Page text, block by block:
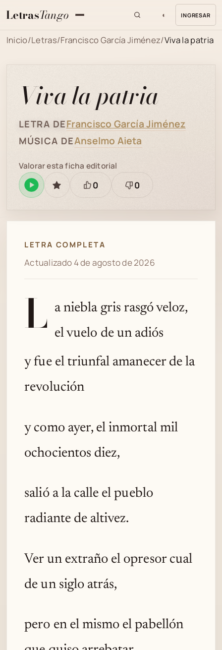
LetrasTango ◐ INGRESAR
Inicio/Letras/Francisco García Jiménez/Viva la patria
Viva la patria
LETRA DEFrancisco García Jiménez
MÚSICA DEAnselmo Aieta
ReproducirGUARDAR
Valorar esta ficha editorial
Está
0
Necesita
0
LETRA COMPLETA
Actualizado 4 de agosto de 2026
L a niebla gris rasgó veloz,
el vuelo de un adiós
y fue el triunfal amanecer de la
revolución
y como ayer, el inmortal mil
ochocientos diez,
salió a la calle el pueblo
radiante de altivez.
Ver un extraño el opresor cual
de un siglo atrás,
pero en el mismo el pabellón